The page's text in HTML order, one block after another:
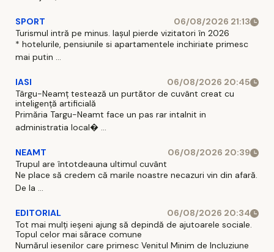
SPORT
06/08/2026 21:13
Turismul intră pe minus. Iașul pierde vizitatori în 2026
* hotelurile, pensiunile si apartamentele inchiriate primesc
mai putin ...
IASI
06/08/2026 20:45
Târgu-Neamț testează un purtător de cuvânt creat cu
inteligență artificială
Primăria Targu-Neamt face un pas rar intalnit in
administratia local� ...
NEAMT
06/08/2026 20:39
Trupul are întotdeauna ultimul cuvânt
Ne place să credem că marile noastre necazuri vin din afară.
De la ...
EDITORIAL
06/08/2026 20:34
Tot mai mulți ieșeni ajung să depindă de ajutoarele sociale.
Topul celor mai sărace comune
Numărul iesenilor care primesc Venitul Minim de Incluziune